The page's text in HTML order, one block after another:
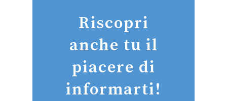
Riscopri
anche tu il
piacere di
informarti!